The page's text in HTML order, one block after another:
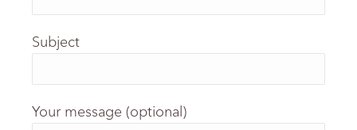
Subject
Your message (optional)